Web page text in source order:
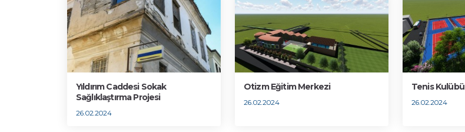
Yıldırım Caddesi Sokak
Sağlıklaştırma Projesi
26.02.2024
Otizm Eğitim Merkezi
26.02.2024
Tenis Kulübü
26.02.2024